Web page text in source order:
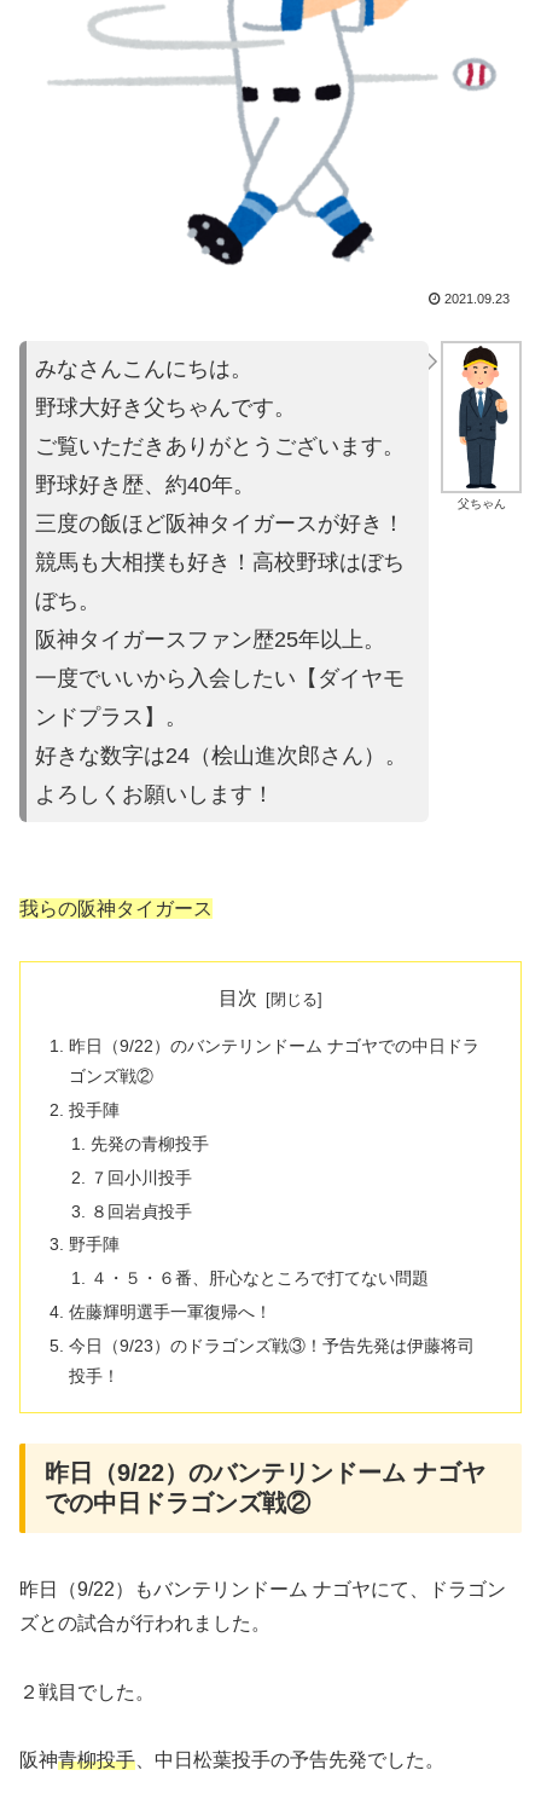
2021.09.23
父ちゃん
みなさんこんにちは。
野球大好き父ちゃんです。
ご覧いただきありがとうございます。
野球好き歴、約40年。
三度の飯ほど阪神タイガースが好き！
競馬も大相撲も好き！高校野球はぼち
ぼち。
阪神タイガースファン歴25年以上。
一度でいいから入会したい【ダイヤモ
ンドプラス】。
好きな数字は24（桧山進次郎さん）。
よろしくお願いします！
我らの阪神タイガース
目次
昨日（9/22）のバンテリンドーム ナゴヤでの中日ドラ
ゴンズ戦②
投手陣
先発の青柳投手
７回小川投手
８回岩貞投手
野手陣
４・５・６番、肝心なところで打てない問題
佐藤輝明選手一軍復帰へ！
今日（9/23）のドラゴンズ戦③！予告先発は伊藤将司
投手！
昨日（9/22）のバンテリンドーム ナゴヤ
での中日ドラゴンズ戦②
昨日（9/22）もバンテリンドーム ナゴヤにて、ドラゴン
ズとの試合が行われました。
２戦目でした。
阪神青柳投手、中日松葉投手の予告先発でした。